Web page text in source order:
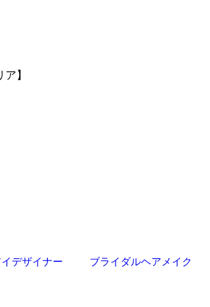
】
イデザイナー ブライダルヘアメイク